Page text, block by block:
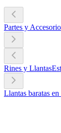
Partes y
Rines y Llantas
Llantas baratas